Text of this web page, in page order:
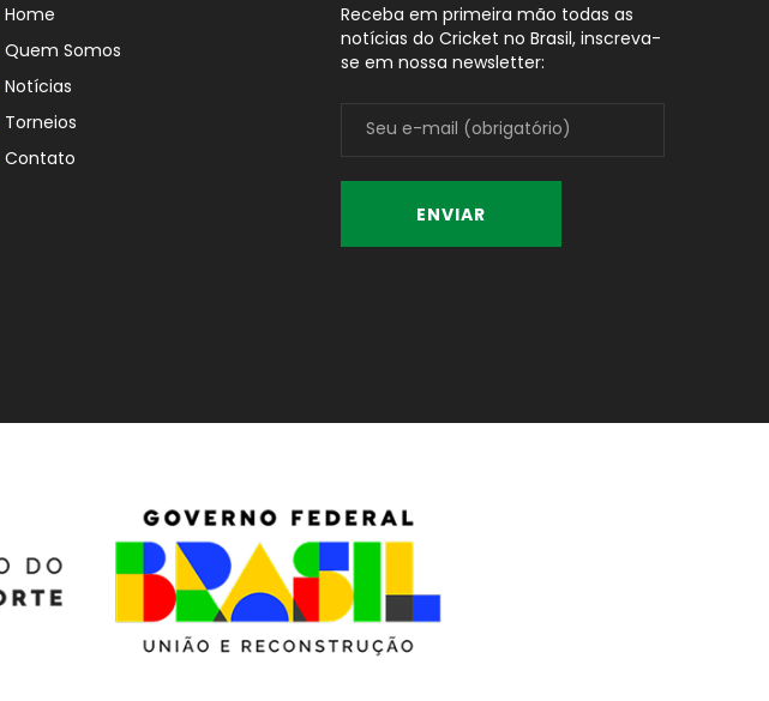
Home
Quem Somos
Notícias
Torneios
Contato
Receba em primeira mão todas as
notícias do Cricket no Brasil, inscreva-
se em nossa newsletter: